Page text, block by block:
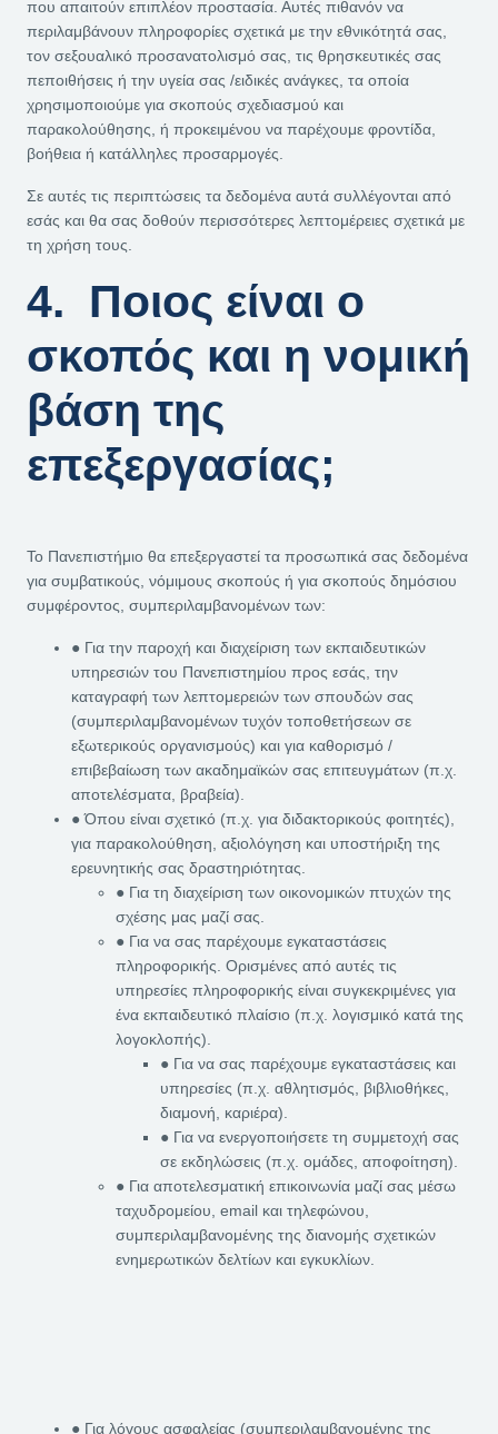
που απαιτούν επιπλέον προστασία. Αυτές πιθανόν να
περιλαμβάνουν πληροφορίες σχετικά με την εθνικότητά σας,
τον σεξουαλικό προσανατολισμό σας, τις θρησκευτικές σας
πεποιθήσεις ή την υγεία σας /ειδικές ανάγκες, τα οποία
χρησιμοποιούμε για σκοπούς σχεδιασμού και
παρακολούθησης, ή προκειμένου να παρέχουμε φροντίδα,
βοήθεια ή κατάλληλες προσαρμογές.
Σε αυτές τις περιπτώσεις τα δεδομένα αυτά συλλέγονται από
εσάς και θα σας δοθούν περισσότερες λεπτομέρειες σχετικά με
τη χρήση τους.
4. Ποιος είναι ο
σκοπός και η νομική
βάση της
επεξεργασίας;
Το Πανεπιστήμιο θα επεξεργαστεί τα προσωπικά σας δεδομένα
για συμβατικούς, νόμιμους σκοπούς ή για σκοπούς δημόσιου
συμφέροντος, συμπεριλαμβανομένων των:
● Για την παροχή και διαχείριση των εκπαιδευτικών
υπηρεσιών του Πανεπιστημίου προς εσάς, την
καταγραφή των λεπτομερειών των σπουδών σας
(συμπεριλαμβανομένων τυχόν τοποθετήσεων σε
εξωτερικούς οργανισμούς) και για καθορισμό /
επιβεβαίωση των ακαδημαϊκών σας επιτευγμάτων (π.χ.
αποτελέσματα, βραβεία).
● Όπου είναι σχετικό (π.χ. για διδακτορικούς φοιτητές),
για παρακολούθηση, αξιολόγηση και υποστήριξη της
ερευνητικής σας δραστηριότητας.
● Για τη διαχείριση των οικονομικών πτυχών της
σχέσης μας μαζί σας.
● Για να σας παρέχουμε εγκαταστάσεις
πληροφορικής. Ορισμένες από αυτές τις
υπηρεσίες πληροφορικής είναι συγκεκριμένες για
ένα εκπαιδευτικό πλαίσιο (π.χ. λογισμικό κατά της
λογοκλοπής).
● Για να σας παρέχουμε εγκαταστάσεις και
υπηρεσίες (π.χ. αθλητισμός, βιβλιοθήκες,
διαμονή, καριέρα).
● Για να ενεργοποιήσετε τη συμμετοχή σας
σε εκδηλώσεις (π.χ. ομάδες, αποφοίτηση).
● Για αποτελεσματική επικοινωνία μαζί σας μέσω
ταχυδρομείου, email και τηλεφώνου,
συμπεριλαμβανομένης της διανομής σχετικών
ενημερωτικών δελτίων και εγκυκλίων.
● Για λόγους ασφαλείας (συμπεριλαμβανομένης της